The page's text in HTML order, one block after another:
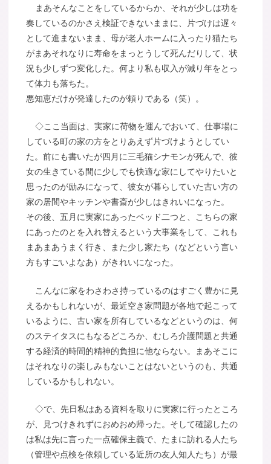
まあそんなことをしているからか、それが少しは功を
奏しているのかさえ検証できないままに、片づけは遅々
として進まないまま、母が老人ホームに入ったり猫たち
がまあそれなりに寿命をまっとうして死んだりして、状
況も少しずつ変化した。何より私も収入が減り年をとっ
て体力も落ちた。
悪知恵だけが発達したのが頼りである（笑）。
◇ここ当面は、実家に荷物を運んでおいて、仕事場に
している町の家の方をとりあえず片づけようとしてい
た。前にも書いたが四月に三毛猫シナモンが死んで、彼
女の生きている間に少しでも快適な家にしてやりたいと
思ったのが励みになって、彼女が暮らしていた古い方の
家の居間やキッチンや書斎が少しはきれいになった。
その後、五月に実家にあったベッド二つと、こちらの家
にあったのとを入れ替えるという大事業をして、これも
まあまあうまく行き、また少し家たち（などという言い
方もすごいよなあ）がきれいになった。
こんなに家をわさわさ持っているのはすごく豊かに見
えるかもしれないが、最近空き家問題が各地で起こって
いるように、古い家を所有しているなどというのは、何
のステイタスにもなるどころか、むしろ介護問題と共通
する経済的時間的精神的負担に他ならない。まあそこに
はそれなりの楽しみもないことはないというのも、共通
しているかもしれない。
◇で、先日私はある資料を取りに実家に行ったところ
が、見つけきれずにおめおめ帰った。そして確認したの
は私は先に言った一点確保主義で、たまに訪れる人たち
（管理や点検を依頼している近所の友人知人たち）が最